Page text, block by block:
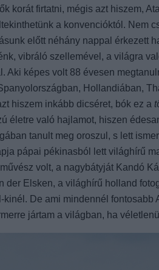
korát firtatni, mégis azt hiszem,
a konvencióktól. Nem
előtt néhány nappal érkezett
vibráló szellemével, a világra
Aki képes volt 88 évesen
Hollandiában,
hiszem inkább dicséret, bók ez a
életre való hajlamot, hiszen
tanult meg oroszul, s lett
pápai pékinasból lett világhírű
volt, a nagybátyját Kandó
der Elsken, a világhírű holland
De ami mindennél
jártam a világban, ha